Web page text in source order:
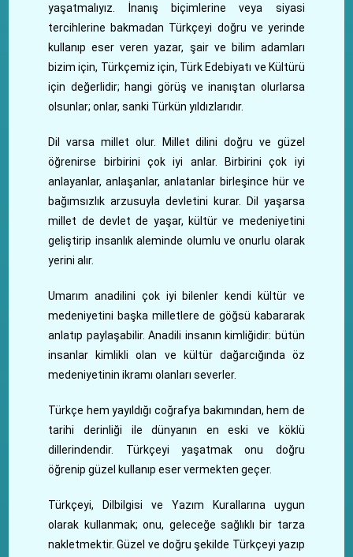
yaşatmalıyız. İnanış biçimlerine veya siyasi
tercihlerine bakmadan Türkçeyi doğru ve yerinde
kullanıp eser veren yazar, şair ve bilim adamları
bizim için, Türkçemiz için, Türk Edebiyatı ve Kültürü
için değerlidir; hangi görüş ve inanıştan olurlarsa
olsunlar; onlar, sanki Türkün yıldızlarıdır.
Dil varsa millet olur. Millet dilini doğru ve güzel
öğrenirse birbirini çok iyi anlar. Birbirini çok iyi
anlayanlar, anlaşanlar, anlatanlar birleşince hür ve
bağımsızlık arzusuyla devletini kurar. Dil yaşarsa
millet de devlet de yaşar, kültür ve medeniyetini
geliştirip insanlık aleminde olumlu ve onurlu olarak
yerini alır.
Umarım anadilini çok iyi bilenler kendi kültür ve
medeniyetini başka milletlere de göğsü kabararak
anlatıp paylaşabilir. Anadili insanın kimliğidir: bütün
insanlar kimlikli olan ve kültür dağarcığında öz
medeniyetinin ikramı olanları severler.
Türkçe hem yayıldığı coğrafya bakımından, hem de
tarihi derinliği ile dünyanın en eski ve köklü
dillerindendir. Türkçeyi yaşatmak onu doğru
öğrenip güzel kullanıp eser vermekten geçer.
Türkçeyi, Dilbilgisi ve Yazım Kurallarına uygun
olarak kullanmak; onu, geleceğe sağlıklı bir tarza
nakletmektir. Güzel ve doğru şekilde Türkçeyi yazıp